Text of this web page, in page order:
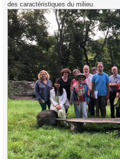
des caractéristiques du milieu.